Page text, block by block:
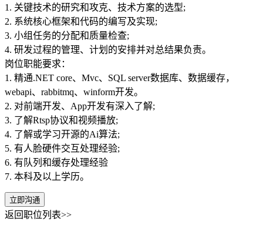
1. 关键技术的研究和攻克、技术方案的选型;
2. 系统核心框架和代码的编写及实现;
3. 小组任务的分配和质量检查;
4. 研发过程的管理、计划的安排并对总结果负责。
岗位职能要求：
1. 精通.NET core、Mvc、SQL server数据库、数据缓存，
webapi、rabbitmq、winform开发。
2. 对前端开发、App开发有深入了解;
3. 了解Rtsp协议和视频播放;
4. 了解或学习开源的Ai算法;
5. 有人脸硬件交互处理经验;
6. 有队列和缓存处理经验
7. 本科及以上学历。
立即沟通
返回职位列表>>